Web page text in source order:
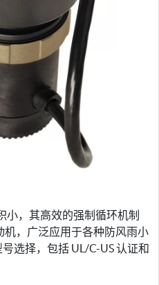
小，其高效的强制循环机制
机，广泛应用于各种防风雨小
选择，包括 UL/C-US 认证和